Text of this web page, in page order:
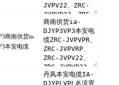
商南供货ia-
本安电缆